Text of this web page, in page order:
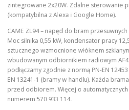
zintegrowane 2x20W. Zdalne sterowanie
(kompatybilna z Alexa i Google Home).
CAME ZL94 – napęd do bram
Moc silnika 0,55 kW, kondensator pracy
sztucznego wzmocnione włóknem
wbudowanym odbiornikiem radiowym
podłączamy zgodnie z normą PN-EN
EN 13241-1 (bramy w handlu). Każda
przed odbiorem. Więcej o
numerem 570 933 114.